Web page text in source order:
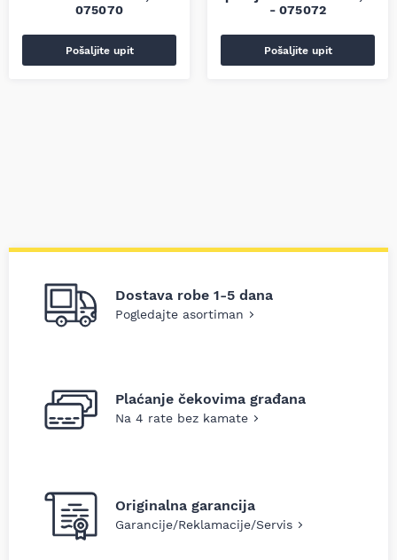
075070
Pošaljite upit
- 075072
Pošaljite upit
Dostava robe 1-5 dana
Pogledajte asortiman
Plaćanje čekovima građana
Na 4 rate bez kamate
Originalna garancija
Garancije/Reklamacije/Servis